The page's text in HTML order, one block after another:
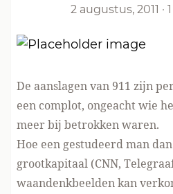
2 augustus, 2011 ·
De aanslagen van 911 zijn
een complot, ongeacht wie
meer bij betrokken waren.
Hoe een gestudeerd man
grootkapitaal (CNN,
waandenkbeelden kan